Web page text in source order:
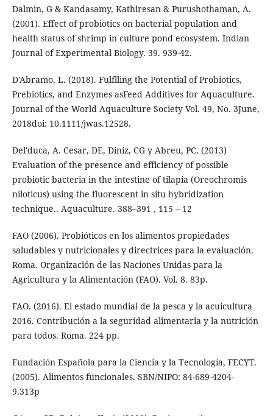
Dalmin, G & Kandasamy, Kathiresan & Purushothaman, A.
(2001). Effect of probiotics on bacterial population and
health status of shrimp in culture pond ecosystem. Indian
Journal of Experimental Biology. 39. 939-42.
D'Abramo, L. (2018). Fulflling the Potential of Probiotics,
Prebiotics, and Enzymes asFeed Additives for Aquaculture.
Journal of the World Aquaculture Society Vol. 49, No. 3June,
2018doi: 10.1111/jwas.12528.
Del'duca, A. Cesar, DE, Diniz, CG y Abreu, PC. (2013)
Evaluation of the presence and efficiency of possible
probiotic bacteria in the intestine of tilapia (Oreochromis
niloticus) using the fluorescent in situ hybridization
technique.. Aquaculture. 388–391 , 115 – 12
FAO (2006). Probióticos en los alimentos propiedades
saludables y nutricionales y directrices para la evaluación.
Roma. Organización de las Naciones Unidas para la
Agricultura y la Alimentación (FAO). Vol. 8. 83p.
FAO. (2016). El estado mundial de la pesca y la acuicultura
2016. Contribución a la seguridad alimentaria y la nutrición
para todos. Roma. 224 pp.
Fundación Española para la Ciencia y la Tecnología, FECYT.
(2005). Alimentos funcionales. SBN/NIPO: 84-689-4204-
9.313p